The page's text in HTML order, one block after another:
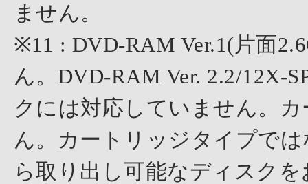
ません。
※11 : DVD-RAM Ver.1(片面
ん。DVD-RAM Ver. 2.2/12X-
クには対応していません。
ん。カートリッジタイプで
ら取り出し可能なディスク